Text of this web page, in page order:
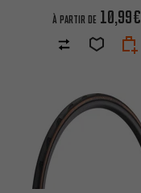
À PARTIR DE 10,99€